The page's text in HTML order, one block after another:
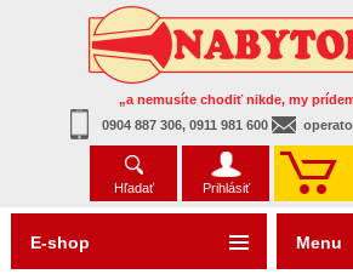
„a nemusíte chodiť nikde, my
0904 887 306, 0911 981 600
Hľadať Prihlásiť
E-shop Menu